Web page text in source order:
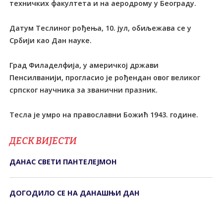
техничких факултета и на аеродрому у Београду.
Датум Теслиног рођења, 10. јул, обиљежава се у
Србији као Дан науке.
Град Филаделфија, у америчкој држави
Пенсилванији, прогласио је рођендан овог великог
српског научника за званични празник.
Тесла је умро на православни Божић 1943. године.
ДЕСК ВИЈЕСТИ
ДАНАС СВЕTИ ПАНTЕЛЕЈМОН
ДОГОДИЛО СЕ НА ДАНАШЊИ ДАН